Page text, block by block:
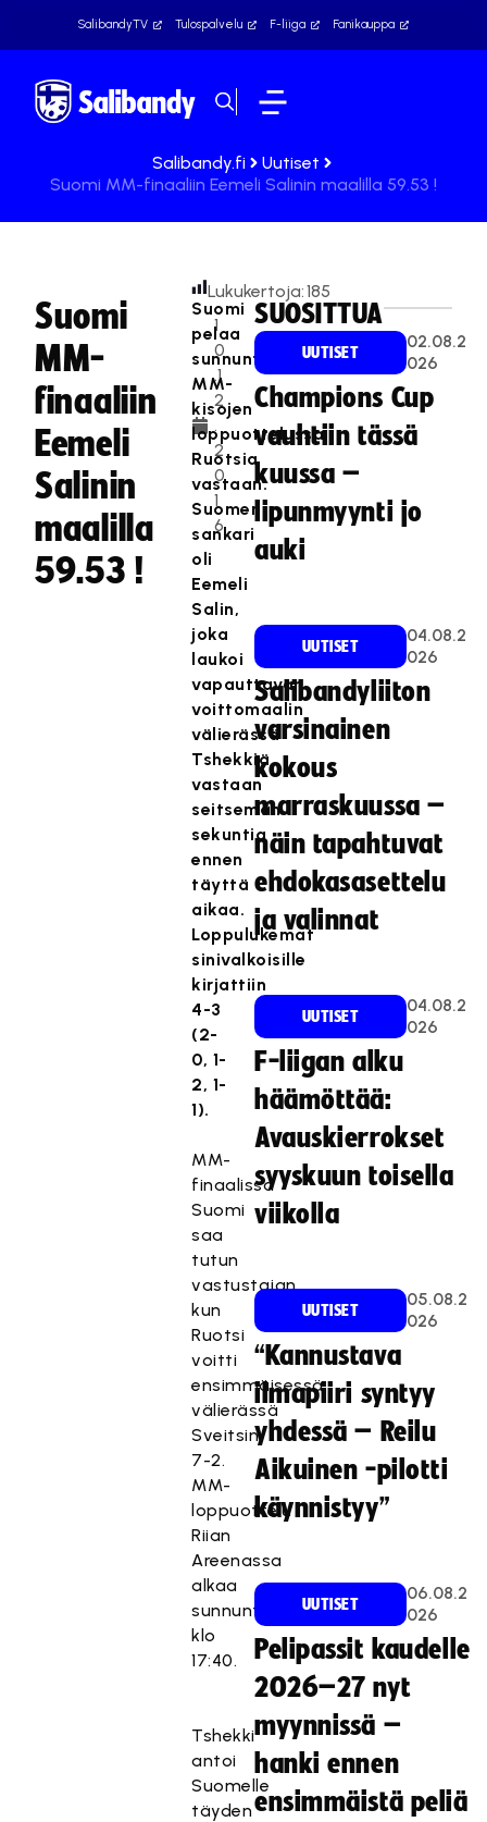
SalibandyTV Tulospalvelu F-liiga Fanikauppa
Salibandy.fi
Uutiset
Suomi MM-finaaliin Eemeli Salinin maalilla 59.53 !
Suomi
MM-
finaaliin
Eemeli
Salinin
maalilla
59.53 !
1
0
.1
2
.
2
0
1
6
Lukukertoja:185
Suomi
pelaa
sunnuntaina
MM-
kisojen
loppuottelussa
Ruotsia
vastaan.
Suomen
sankari
oli
Eemeli
Salin,
joka
laukoi
vapauttavan
voittomaalin
välierässä
Tshekkiä
vastaan
seitsemän
sekuntia
ennen
täyttä
aikaa.
Loppulukemat
sinivalkoisille
kirjattiin
4-3
(2-
0, 1-
2, 1-
1).
MM-
finaalissa
Suomi
saa
tutun
vastustajan,
kun
Ruotsi
voitti
ensimmäisessä
välierässä
Sveitsin
7-2.
MM-
loppuottelu
Riian
Areenassa
alkaa
sunnuntaina
klo
17:40.
Tshekki
antoi
Suomelle
täyden
SUOSITTUA
UUTISET
02.08.2
026
Champions Cup
vauhtiin tässä
kuussa –
lipunmyynti jo
auki
UUTISET
04.08.2
026
Salibandyliiton
varsinainen
kokous
marraskuussa –
näin tapahtuvat
ehdokasasettelu
ja valinnat
UUTISET
04.08.2
026
F-liigan alku
häämöttää:
Avauskierrokset
syyskuun toisella
viikolla
UUTISET
05.08.2
026
“Kannustava
ilmapiiri syntyy
yhdessä – Reilu
Aikuinen -pilotti
käynnistyy”
UUTISET
06.08.2
026
Pelipassit kaudelle
2026–27 nyt
myynnissä –
hanki ennen
ensimmäistä peliä